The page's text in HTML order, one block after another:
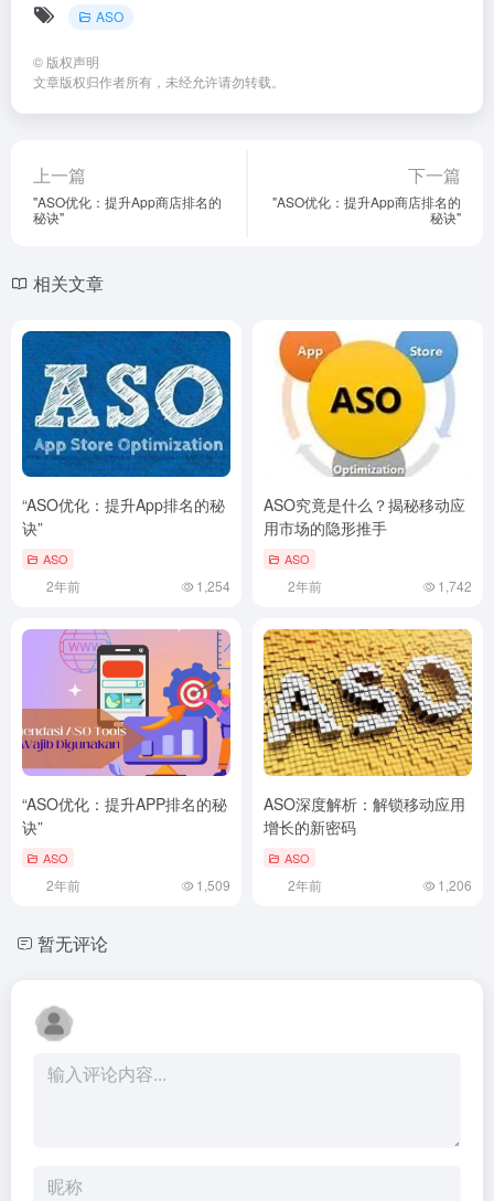
ASO
© 版权声明
文章版权归作者所有，未经允许请勿转载。
上一篇
"ASO优化：提升App商店排名的
秘诀"
下一篇
"ASO优化：提升App商店排名的
秘诀"
相关文章
“ASO优化：提升App排名的秘
诀”
ASO
2年前 1,254
ASO究竟是什么？揭秘移动应
用市场的隐形推手
ASO
2年前 1,742
“ASO优化：提升APP排名的秘
诀”
ASO
2年前 1,509
ASO深度解析：解锁移动应用
增长的新密码
ASO
2年前 1,206
暂无评论